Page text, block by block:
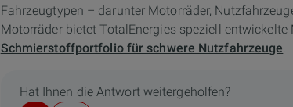
Fahrzeugtypen – darunter Motorräder,
Motorräder bietet TotalEnergies speziell entwickelte
Schmierstoffportfolio für schwere Nutzfahrzeuge
Hat Ihnen die Antwort weitergeholfen?